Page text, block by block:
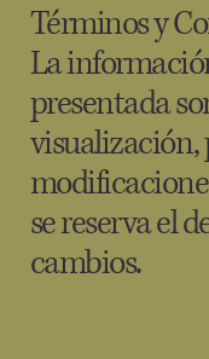
Términos y
La
presentada
visualización,
se reserva el
cambios.